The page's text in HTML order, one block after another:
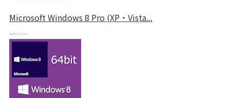
Microsoft Windows 8 Pro (XP・Vista...